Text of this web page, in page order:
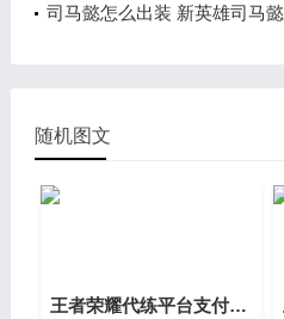
司马懿怎么出装 新英雄司马
随机图文
王者荣耀代练平台支付交易流程【嘉世代练工作室】